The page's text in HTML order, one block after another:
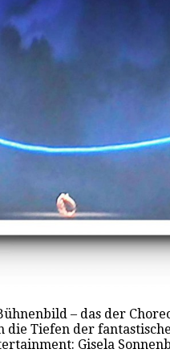
– das der
Tiefen der
Gisela